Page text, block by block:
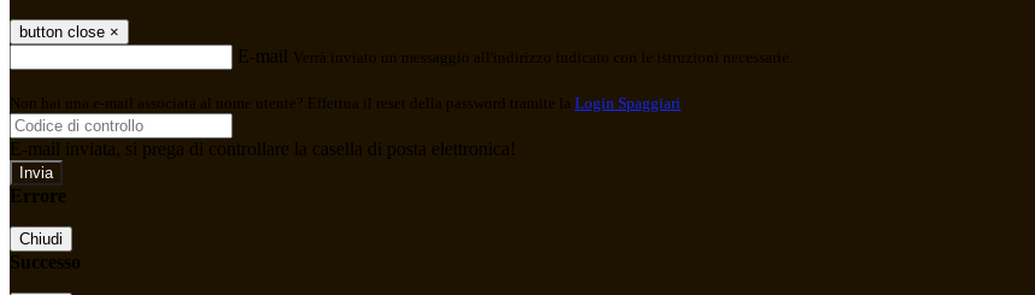
button close ×
E-mail Verrà inviato un messaggio all'indirizzo indicato con le istruzioni necessarie.
Non hai una e-mail associata al nome utente? Effettua il reset della password tramite la Login Spaggiari
E-mail inviata, si prega di controllare la casella di posta elettronica!
Errore
Chiudi
Successo